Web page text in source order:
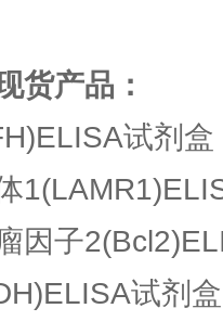
货产品：
试剂盒
因子
试剂盒